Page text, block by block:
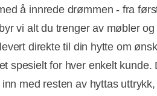
å innrede drømmen - fra
vi alt du trenger av møbler
direkte til din hytte om
spesielt for hver enkelt kunde.
med resten av hyttas